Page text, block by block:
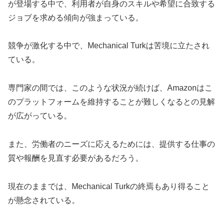
が登場する中で、利用者が自身のスキルや希望に合致する
ジョブを求める傾向が強まっている。
競争が激化する中で、Mechanical Turkは苦境に立たされ
ている。
専門家の間では、このような状況が続けば、Amazonはこ
のプラットフォームを維持することが難しくなるとの見解
が広がっている。
また、労働者のニーズに応えるためには、提供する仕事の
質や報酬を見直す必要があるだろう。
現在のままでは、Mechanical Turkの終焉もあり得ること
が懸念されている。